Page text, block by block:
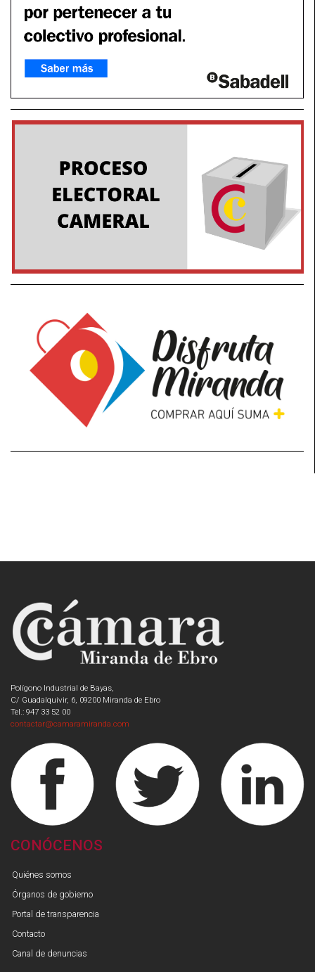
Polígono Industrial de Bayas,
C/ Guadalquivir, 6, 09200 Miranda de Ebro
Tel.: 947 33 52 00
contactar@camaramiranda.com
CONÓCENOS
Quiénes somos
Órganos de gobierno
Portal de transparencia
Contacto
Canal de denuncias